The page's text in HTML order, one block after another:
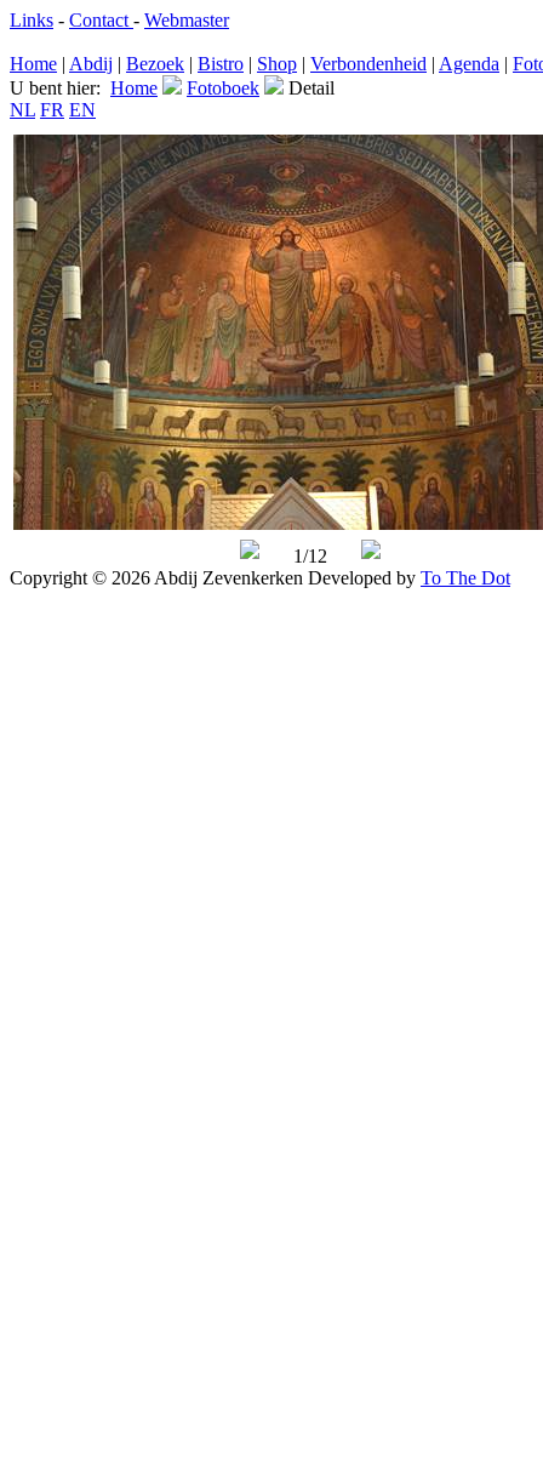
Links - Contact - Webmaster
Home | Abdij | Bezoek | Bistro | Shop | Verbondenheid | Agenda |
U bent hier: Home Fotoboek
Detail
NL FR EN
1/12
Copyright © 2026 Abdij Zevenkerken Developed by To The Dot